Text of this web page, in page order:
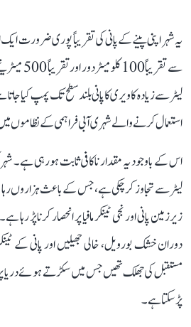
یہ شہر اپنی پینے کے پانی کی تقریباً پوری ضرورت
لیٹر سے زیادہ کاویری کا پانی بلند سطح تک پمپ کیا
استعمال کرنے والے شہری آبی فراہمی کے
لیٹر سے تجاوز کر چکی ہے، جس کے باعث ہزاروں
دوران خشک بورویل، خالی جھیلیں اور پانی کے
مستقبل کی جھلک تھیں جس میں سکڑتے ہوئے دریا
پڑ سکتا ہے۔